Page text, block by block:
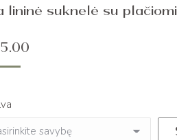
lininė suknelė su